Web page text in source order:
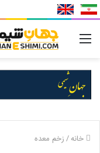
خانه/زخم معده